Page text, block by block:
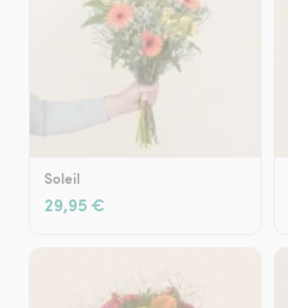
Soleil
29,95 €